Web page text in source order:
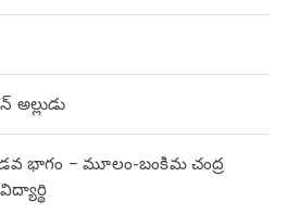
అల్లుడు
భాగం – మూలం-బంకిమ చంద్ర